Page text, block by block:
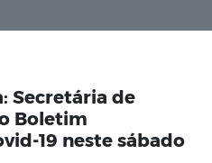
Secretária de
Boletim
19 neste sábado